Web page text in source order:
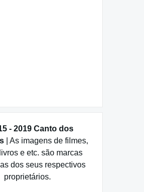
- 2019 Canto dos
| As imagens de filmes,
e etc. são marcas
dos seus respectivos
proprietários.